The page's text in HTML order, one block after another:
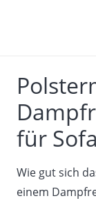
für
Wie gut sich
einem